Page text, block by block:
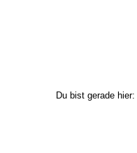
Du bist gerade hier: